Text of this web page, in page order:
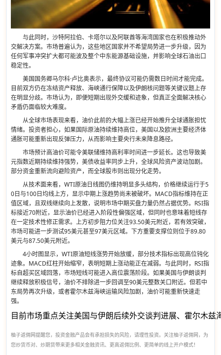
与此同时，沙特阿拉伯、卡塔尔以及阿联酋等海湾国家也在积极推动外
交解决方案。市场普遍认为，这些地区国家并不希望局势进一步升级，因为
任何军事冲突扩大都可能波及整个中东能源基础设施，并影响全球石油出口
稳定性。
美国国务卿马尔科·卢比奥表示，最终协议可能仍需数日时间才能完成。
目前双方仍在冻结资产释放、海峡通行保障以及伊朗核问题等关键议题上存
在明显分歧。市场认为，即便短期出现外交缓和迹象，但真正全面解决核心
矛盾仍面临较大难度。
从全球市场表现来看，油价此前的大幅上涨已经开始推升全球通胀担忧
情绪。投资者担心，如果国际原油持续维持高位，美国以及欧洲主要经济体
通胀可能重新出现反弹压力，从而影响主要央行未来降息路径。
市场预计高油价可能令美联储维持高利率时间进一步延长。这也导致美
元指数近期持续维持强势，美债收益率同步上升，全球风险资产波动加剧。
部分资金重新流向避险资产，而全球股市则出现分化走势。
从技术面来看，WTI原油日线图仍维持明显多头结构，价格继续运行于5
0日与100日均线上方，显示中期上涨趋势尚未被破坏。MACD指标维持在正
值区域，且双线继续向上发散，说明市场中期买盘力量仍然占据优势。RSI指
标接近70附近，显示油价已经进入阶段性偏强区域，但同时也意味着短线存
在一定技术性修正需求。上方初步阻力位关注93.50美元附近，若有效突破，
市场可能进一步测试95美元甚至97美元区域。下方重要支撑位则位于89.80
美元与87.50美元附近。
4小时图显示，WTI原油短线涨势开始放缓，部分技术指标出现高位钝化
迹象。MACD红柱开始缩窄，表明短期上涨动能正在减弱。与此同时，RSI指
标自超买区域回落，市场短线可能进入高位震荡阶段。如果美国与伊朗谈判
继续释放积极信号，油价不排除进一步回调至90美元整数关口附近。但若中
东局势再次升级，或者霍尔木兹海峡运输风险加剧，油价可能重新快速走
强。
目前市场重点关注美国与伊朗后续外交谈判进展、霍尔木
柚子返佣网提醒您，投资金融产品会有承担损失的风险，请理性投资。关注柚子返佣网，为
您炒货币对、炒期货带来更多相关金融资讯、更高返佣比例、更简单的线上开户模式！